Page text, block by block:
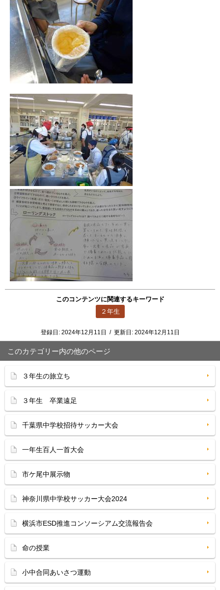
このコンテンツに関連するキーワード
２年生
登録日: 2024年12月11日 / 更新日: 2024年12月11日
このカテゴリー内の他のページ
３年生の旅立ち
３年生 卒業遠足
千葉県中学校招待サッカー大会
一年生百人一首大会
市ケ尾中展示物
神奈川県中学校サッカー大会2024
横浜市ESD推進コンソーシアム交流報告会
命の授業
小中合同あいさつ運動